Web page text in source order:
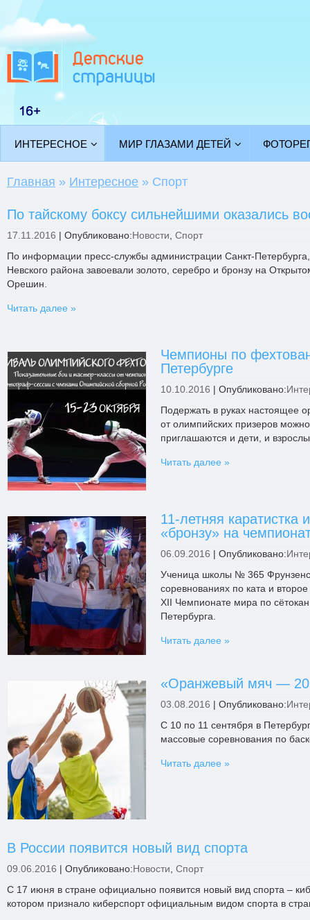
ИНТЕРЕСНОЕ МИР ГЛАЗАМИ ДЕТЕЙ
Главная » Интересное » Спорт
По тайскому боксу сильнейшими оказались
17.11.2016 | Опубликовано:Новости Спорт
По информации пресс-службы администрации Санкт-
Невского района завоевали золото, серебро и бронзу на
Орешин.
Читать далее »
Чемпионы по
Петербурге
10.10.2016 | Опубликовано:
Подержать в руках настоящее
от олимпийских призеров
приглашаются и дети, и
Читать далее »
11-летняя каратистка
«бронзу» на
06.09.2016 | Опубликовано:
Ученица школы № 365
соревнованиях по ката и
XII Чемпионате мира по
Петербурга.
Читать далее »
«Оранжевый мяч —
03.08.2016 | Опубликовано:
С 10 по 11 сентября в
массовые соревнования по
Читать далее »
В России появится новый вид спорта
09.06.2016 | Опубликовано:Новости Спорт
С 17 июня в стране официально появится новый вид спорта –
котором признало киберспорт официальным видом спорта в